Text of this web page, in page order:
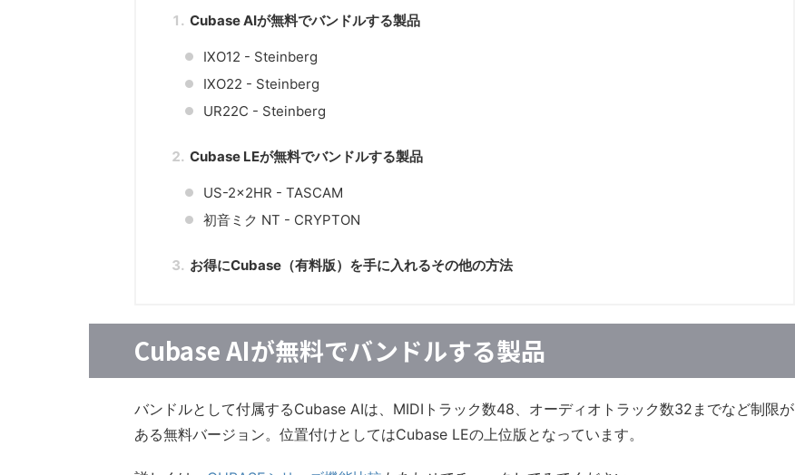
Cubase AIが無料でバンドルする製品
IXO12 - Steinberg
IXO22 - Steinberg
UR22C - Steinberg
Cubase LEが無料でバンドルする製品
US-2x2HR - TASCAM
初音ミク NT - CRYPTON
お得にCubase（有料版）を手に入れるその他の方法
Cubase AIが無料でバンドルする製品
バンドルとして付属するCubase AIは、MIDIトラック数48、オーディオトラック数32までなど制限が
ある無料バージョン。位置付けとしてはCubase LEの上位版となっています。